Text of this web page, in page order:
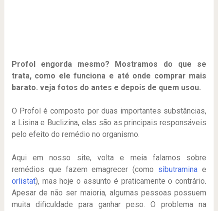
Profol engorda mesmo? Mostramos do que se
trata, como ele funciona e até onde comprar mais
barato. veja fotos do antes e depois de quem usou.
O Profol é composto por duas importantes substâncias,
a Lisina e Buclizina, elas são as principais responsáveis
pelo efeito do remédio no organismo.
Aqui em nosso site, volta e meia falamos sobre
remédios que fazem emagrecer (como sibutramina e
orlistat), mas hoje o assunto é praticamente o contrário.
Apesar de não ser maioria, algumas pessoas possuem
muita dificuldade para ganhar peso. O problema na